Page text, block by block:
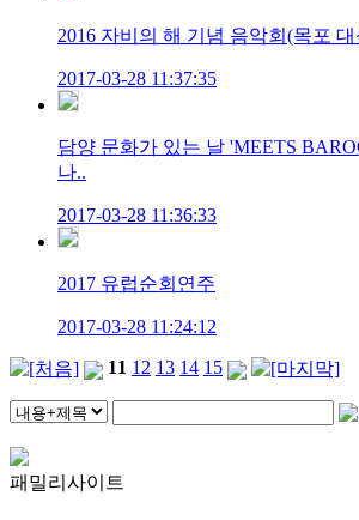
2016 자비의 해 기념 음악회(목포
2017-03-28 11:37:35
담양 문화가 있는 날 'MEETS
나..
2017-03-28 11:36:33
2017 유럽순회연주
2017-03-28 11:24:12
11 12 13 14 15
패밀리사이트